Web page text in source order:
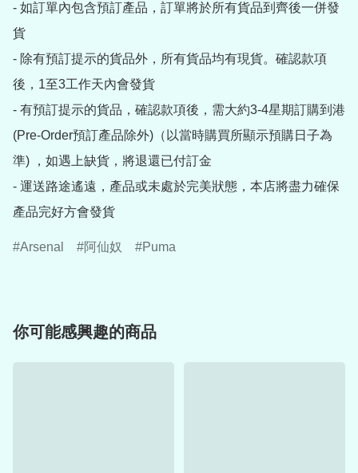
- 如訂單內包含預訂產品，訂單將於所有貨品到齊後一併發
貨
- 除有預訂提示的貨品外，所有貨品均有現貨。確認款項
後，1至3工作天內會發貨
- 有預訂提示的貨品，確認款項後，需大約3-4星期訂購到港
(Pre-Order預訂產品除外)（以當時購買所顯示預購日子為
準) ，如遇上缺貨，將退還已付訂金
- 運送路途遙遠，產品或未處於完美狀態，本店將盡力確保
產品完好方會發貨
Arsenal 阿仙奴 Puma
你可能感興趣的商品